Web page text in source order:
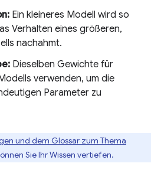
Ein kleineres Modell wird so
Verhalten eines größeren,
nachahmt.
Dieselben Gewichte für
verwenden, um die
Parameter zu
und dem Glossar zum Thema
Sie Ihr Wissen vertiefen.